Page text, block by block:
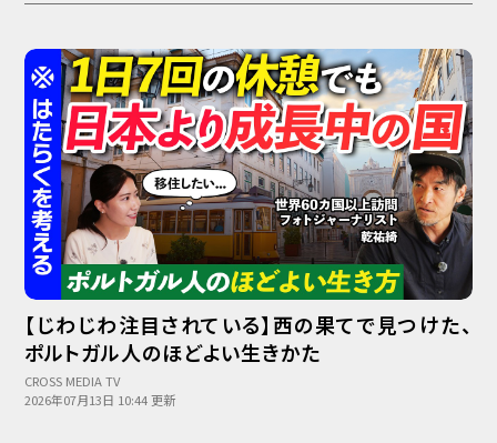
【じわじわ注目されている】西の果てで見つけた、
ポルトガル人のほどよい生きかた
CROSS MEDIA TV
2026年07月13日 10:44 更新